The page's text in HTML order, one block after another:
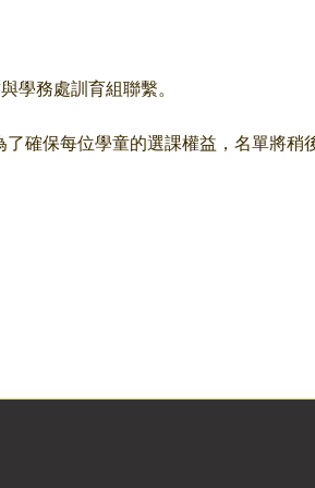
學務處訓育組聯繫。
確保每位學童的選課權益，名單將稍